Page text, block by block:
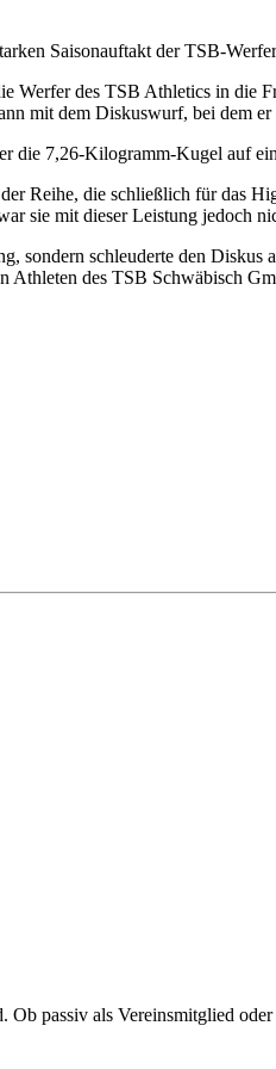
Saisonauftakt der TSB-Werfer
Werfer des TSB Athletics in die
mit dem Diskuswurf, bei dem
die 7,26-Kilogramm-Kugel auf
Reihe, die schließlich für das
sie mit dieser Leistung jedoch
sondern schleuderte den
Athleten des TSB Schwäbisch
passiv als Vereinsmitglied